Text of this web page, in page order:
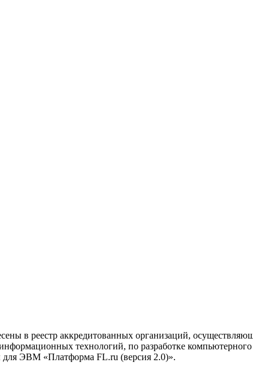
в реестр аккредитованных организаций,
технологий, по разработке
для ЭВМ «Платформа FL.ru (версия 2.0)».